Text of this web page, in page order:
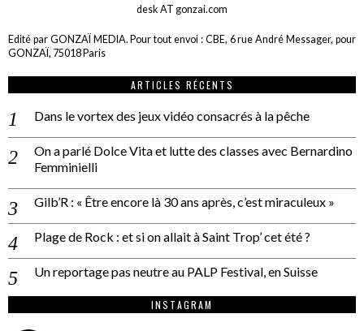
desk AT gonzai.com
Edité par GONZAÏ MEDIA. Pour tout envoi : CBE, 6 rue André Messager, pour
GONZAÏ, 75018 Paris
ARTICLES RÉCENTS
Dans le vortex des jeux vidéo consacrés à la pêche
On a parlé Dolce Vita et lutte des classes avec Bernardino
Femminielli
Gilb’R : « Être encore là 30 ans après, c’est miraculeux »
Plage de Rock : et si on allait à Saint Trop’ cet été ?
Un reportage pas neutre au PALP Festival, en Suisse
INSTAGRAM